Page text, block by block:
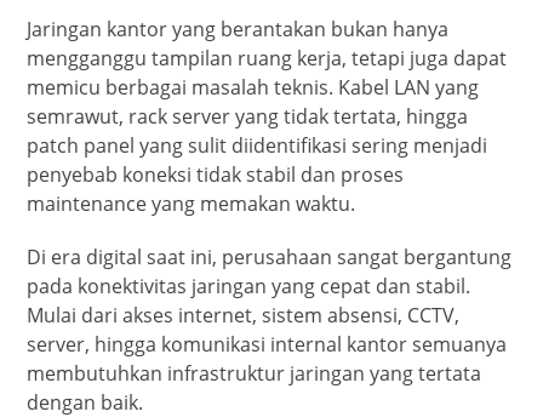
Jaringan kantor yang berantakan bukan hanya
mengganggu tampilan ruang kerja, tetapi juga dapat
memicu berbagai masalah teknis. Kabel LAN yang
semrawut, rack server yang tidak tertata, hingga
patch panel yang sulit diidentifikasi sering menjadi
penyebab koneksi tidak stabil dan proses
maintenance yang memakan waktu.
Di era digital saat ini, perusahaan sangat bergantung
pada konektivitas jaringan yang cepat dan stabil.
Mulai dari akses internet, sistem absensi, CCTV,
server, hingga komunikasi internal kantor semuanya
membutuhkan infrastruktur jaringan yang tertata
dengan baik.